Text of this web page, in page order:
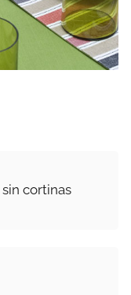
cortinas